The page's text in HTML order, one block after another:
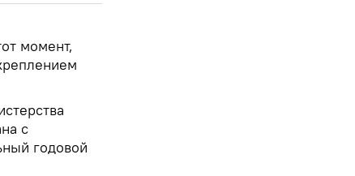
момент,
с
годовой